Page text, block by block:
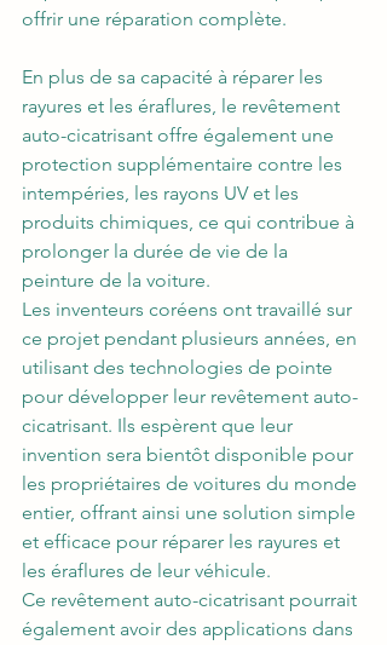
offrir une réparation complète.
En plus de sa capacité à réparer les
rayures et les éraflures, le revêtement
auto-cicatrisant offre également une
protection supplémentaire contre les
intempéries, les rayons UV et les
produits chimiques, ce qui contribue à
prolonger la durée de vie de la
peinture de la voiture.
Les inventeurs coréens ont travaillé sur
ce projet pendant plusieurs années, en
utilisant des technologies de pointe
pour développer leur revêtement auto-
cicatrisant. Ils espèrent que leur
invention sera bientôt disponible pour
les propriétaires de voitures du monde
entier, offrant ainsi une solution simple
et efficace pour réparer les rayures et
les éraflures de leur véhicule.
Ce revêtement auto-cicatrisant pourrait
également avoir des applications dans